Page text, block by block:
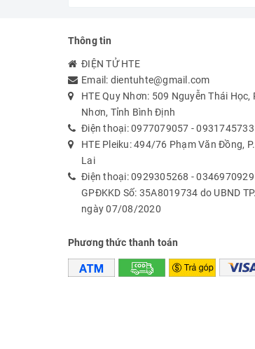
Thông tin
ĐIỆN TỬ HTE
Email: dientuhte@gmail.com
HTE Quy Nhơn: 509 Nguyễn Thái Học,
Nhơn, Tỉnh Bình Định
Điện thoại:0977079057 -0931745733
HTE Pleiku: 494/76 Phạm Văn Đồng,
Lai
Điện thoại:0929305268 -0346970929
GPĐKKD Số: 35A8019734 do UBND
ngày 07/08/2020
Phương thức thanh toán